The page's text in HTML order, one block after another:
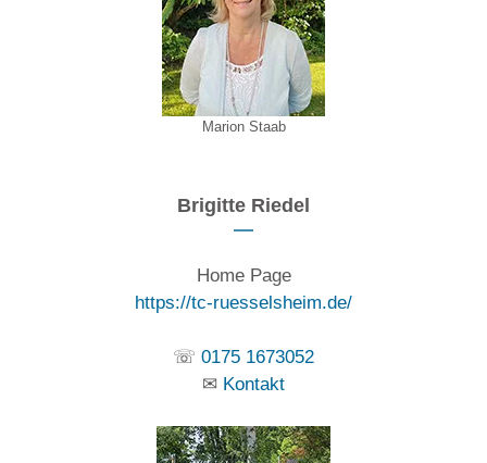
Marion Staab
Brigitte Riedel
Home Page
https://tc-ruesselsheim.de/
☏ 0175 1673052
✉ Kontakt